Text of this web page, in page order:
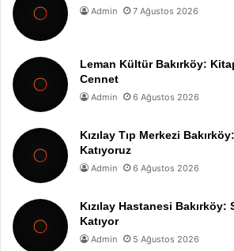
Admin 7 Ağustos 2026
Leman Kültür Bakırköy:
Cennet
Admin 6 Ağustos 2026
Kızılay Tıp Merkezi
Katıyoruz
Admin 6 Ağustos 2026
Kızılay Hastanesi Bakırköy:
Katıyor
Admin 5 Ağustos 2026